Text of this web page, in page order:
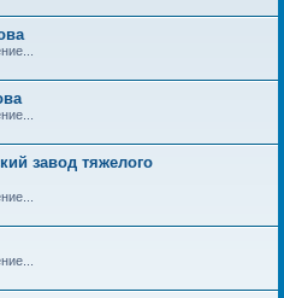
завод тяжелого